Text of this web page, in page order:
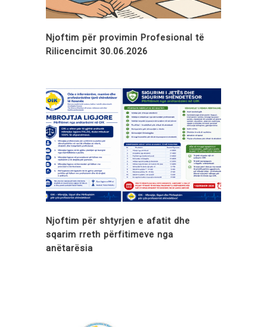
Njoftim për provimin Profesional të
Rilicencimit 30.06.2026
Njoftim për shtyrjen e afatit dhe
sqarim rreth përfitimeve nga
anëtarësia